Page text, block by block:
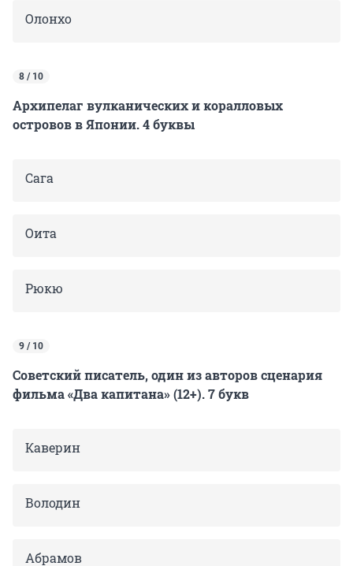
Олонхо
8 / 10
Архипелаг вулканических и коралловых
островов в Японии. 4 буквы
Сага
Оита
Рюкю
9 / 10
Советский писатель, один из авторов сценария
фильма «Два капитана» (12+). 7 букв
Каверин
Володин
Абрамов